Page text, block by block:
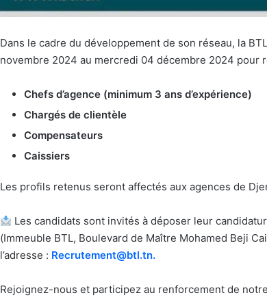
Dans le cadre du développement de son réseau, la
novembre 2024 au mercredi 04 décembre 2024 pour
Chefs d’agence (minimum 3 ans d’expérience)
Chargés de clientèle
Compensateurs
Caissiers
Les profils retenus seront affectés aux agences de
Les candidats sont invités à déposer leur
(Immeuble BTL, Boulevard de Maître Mohamed Beji
l’adresse : Recrutement@btl.tn.
Rejoignez-nous et participez au renforcement de